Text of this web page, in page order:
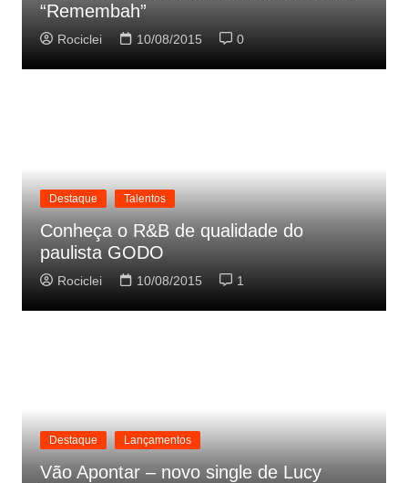
“Remembah”
Rociclei 10/08/2015 0
Destaque Talentos
Conheça o R&B de qualidade do
paulista GODO
Rociclei 10/08/2015 1
Destaque Lançamentos
Vão Apontar – novo single de Lucy